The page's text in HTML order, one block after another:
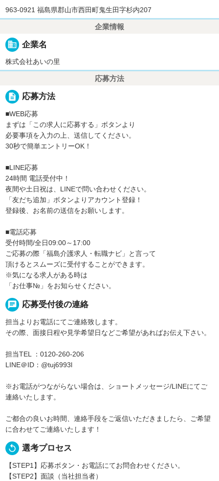
963-0921 福島県郡山市西田町鬼生田字杉内207
企業情報
business 企業名
株式会社あいの里
応募方法
description 応募方法
■WEB応募
まずは「この求人に応募する」ボタンより
必要事項を入力の上、送信してください。
30秒で簡単エントリーOK！
■LINE応募
24時間 電話受付中！
夜間や土日祝は、LINEで問い合わせください。
「友だち追加」ボタンよりアカウント登録！
登録後、お名前の送信をお願いします。
■電話応募
受付時間/全日09:00～17:00
ご応募の際「福島介護求人・転職ナビ」と言って
頂けるとスムーズに受付することができます。
※気になる求人がある時は
「お仕事№」をお知らせください。
chat 応募受付後の連絡
担当よりお電話にてご連絡致します。
その際、面接日程や見学希望日などご希望があればお伝え下さい。
担当TEL ：0120-260-206
LINE＠ID：@tuj6993l
※お電話がつながらない場合は、ショートメッセージ/LINEにてご
連絡いたします。
ご都合の良いお時間、連絡手段をご返信いただきましたら、ご希望
に合わせてご連絡いたします！
replay 選考プロセス
【STEP1】応募ボタン・お電話にてお問合わせください。
【STEP2】面談（当社担当者）